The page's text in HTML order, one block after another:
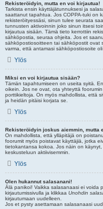
Rekisteröidyin, mutta en voi kirjautua!
Tarkista ensin käyttäjätunnuksesi ja
saattanut tapahtua. Jos COPPA-tuki on
rekisteröityessäsi, sinun tulee seurata
tunnusten aktivoinnin joko sinun itsesi
kirjautua sisään. Tämä tieto kerrottiin
sähköpostia, seuraa ohjeita. Jos et
sähköpostiosoitteen tai sähköpostit ovat
varma, että antamasi sähköpostiosoite
Ylös
Miksi en voi kirjautua sisään?
Tämän tapahtumiseen on useita syitä.
oikein. Jos ne ovat, ota yhteyttä
porttikieltoja. On myös mahdollista, että
ja heidän pitäisi korjata se.
Ylös
Rekisteröidyin joskus aiemmin, mutta
On mahdollista, että ylläpitäjä on
foorumit myös poistavat käyttäjiä, jotka
tietokantansa kokoa. Jos näin on
keskusteluun aktiivisemmin.
Ylös
Olen hukannut salasanani!
Älä panikoi! Vaikka salasanaasi ei
kirjautumissivulla ja klikkaa Unohdin
kirjautumaan uudelleen.
Jos et pysty asettamaan salasanaasi